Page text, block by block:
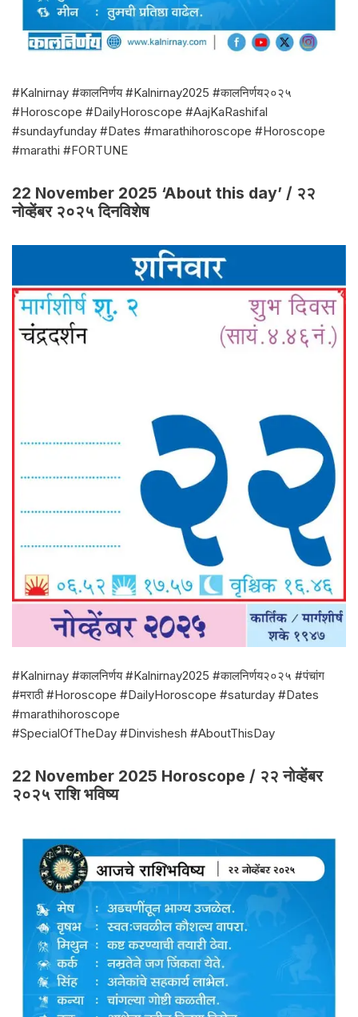
#Kalnirnay #कालनिर्णय #Kalnirnay2025 #कालनिर्णय२०२५
#Horoscope #DailyHoroscope #AajKaRashifal
#sundayfunday #Dates #marathihoroscope #Horoscope
#marathi #FORTUNE
22 November 2025 ‘About this day’ / २२
नोव्हेंबर २०२५ दिनविशेष
#Kalnirnay #कालनिर्णय #Kalnirnay2025 #कालनिर्णय२०२५ #पंचांग
#मराठी #Horoscope #DailyHoroscope #saturday #Dates
#marathihoroscope
#SpecialOfTheDay #Dinvishesh #AboutThisDay
22 November 2025 Horoscope / २२ नोव्हेंबर
२०२५ राशि भविष्य